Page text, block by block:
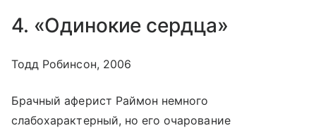
4. «Одинокие сердца»
Тодд Робинсон, 2006
Брачный аферист Раймон немного
слабохарактерный, но его очарование